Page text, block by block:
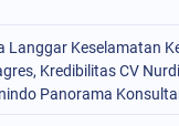
Langgar Keselamatan
Kredibilitas CV
Panorama